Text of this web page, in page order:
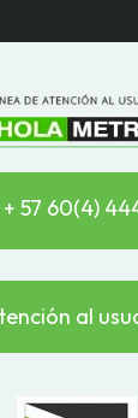
+ 57 60(4)
al